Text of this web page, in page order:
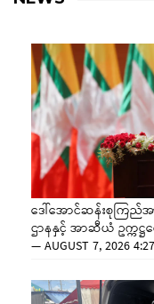
ဒေါ်အောင်ဆန်းစုကြည်အာ
ဌာနနှင့် အာဆီယံ ဥက္ကဋ္ဌ
—AUGUST 7, 2026